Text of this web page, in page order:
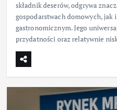
składnik deserów, odgrywa
gospodarstwach domowych, jak
gastronomicznym. Jego
przydatności oraz relatywnie